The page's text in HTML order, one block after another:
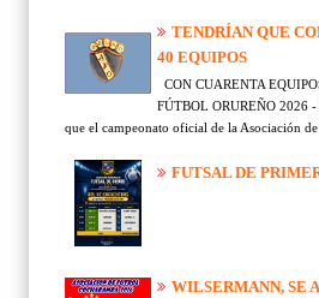
TENDRÍAN QUE
40 EQUIPOS
CON CUARENTA
FÚTBOL ORUREÑO 2026
que el campeonato oficial de la Asociación de
FUTSAL DE
WILSERMANN, SE